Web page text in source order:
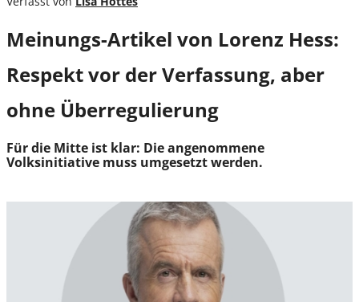
Meinungs-Artikel von Lorenz Hess:
Respekt vor der Verfassung, aber
ohne Überregulierung
Für die Mitte ist klar: Die angenommene
Volksinitiative muss umgesetzt werden.